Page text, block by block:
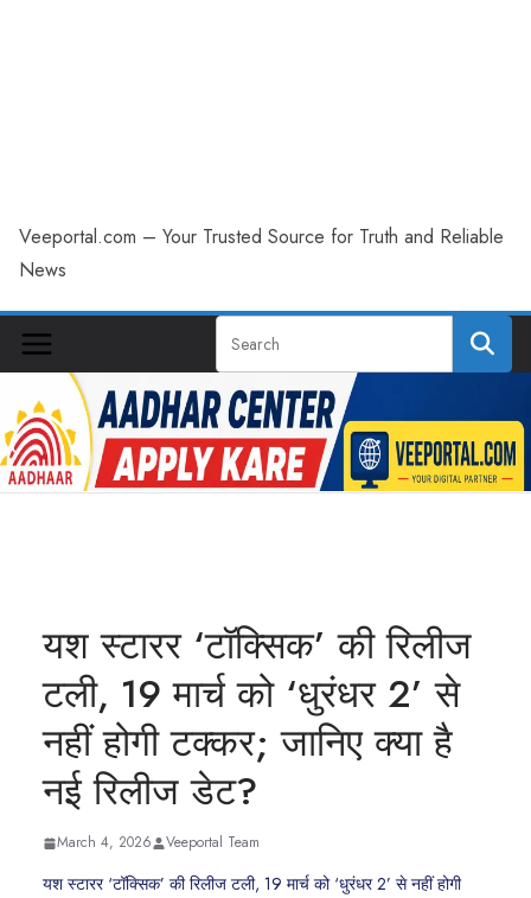
Veeportal.com – Your Trusted Source for Truth and Reliable
News
यश स्टारर ‘टॉक्सिक’ की रिलीज
टली, 19 मार्च को ‘धुरंधर 2’ से
नहीं होगी टक्कर; जानिए क्या है
नई रिलीज डेट?
March 4, 2026 Veeportal Team
यश स्टारर ‘टॉक्सिक’ की रिलीज टली, 19 मार्च को ‘धुरंधर 2’ से नहीं होगी